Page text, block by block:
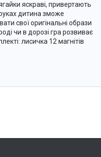
яскраві, привертають
дитина зможе
свої оригінальні образи
чи в дорозі гра розвиває
лисичка 12 магнітів